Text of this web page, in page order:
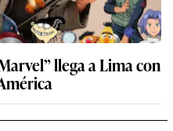
llega a Lima con